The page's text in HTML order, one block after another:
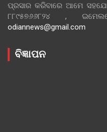
ପ୍ରସାର କରିବାରେ ଆମେ
୮୮୯୫୭୬୬୮୨୪ ,
odiannews@gmail.com
ବିଜ୍ଞାପନ